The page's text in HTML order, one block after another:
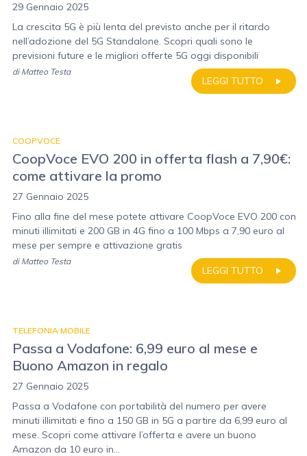
29 Gennaio 2025
La crescita 5G è più lenta del previsto anche per il ritardo
nell’adozione del 5G Standalone. Scopri quali sono le
previsioni future e le migliori offerte 5G oggi disponibili
LEGGI TUTTO
di Matteo Testa
COOPVOCE
CoopVoce EVO 200 in offerta flash a 7,90€:
come attivare la promo
27 Gennaio 2025
Fino alla fine del mese potete attivare CoopVoce EVO 200 con
minuti illimitati e 200 GB in 4G fino a 100 Mbps a 7,90 euro al
mese per sempre e attivazione gratis
LEGGI TUTTO
di Matteo Testa
TELEFONIA MOBILE
Passa a Vodafone: 6,99 euro al mese e
Buono Amazon in regalo
27 Gennaio 2025
Passa a Vodafone con portabilità del numero per avere
minuti illimitati e fino a 150 GB in 5G a partire da 6,99 euro al
mese. Scopri come attivare l’offerta e avere un buono
Amazon da 10 euro in...